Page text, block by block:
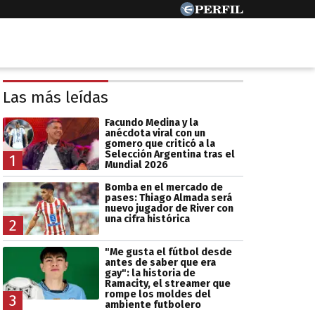
Las más leídas
1
Facundo Medina y la
anécdota viral con un
gomero que criticó a la
Selección Argentina tras el
Mundial 2026
2
Bomba en el mercado de
pases: Thiago Almada será
nuevo jugador de River con
una cifra histórica
3
"Me gusta el fútbol desde
antes de saber que era
gay": la historia de
Ramacity, el streamer que
rompe los moldes del
ambiente futbolero